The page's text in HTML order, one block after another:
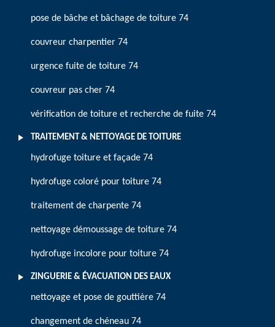
pose de bâche et bâchage de toiture 74
couvreur charpentier 74
urgence fuite de toiture 74
couvreur pas cher 74
vérification de toiture et recherche de fuite 74
TRAITEMENT & NETTOYAGE DE TOITURE
hydrofuge toiture et façade 74
hydrofuge coloré pour toiture 74
traitement de charpente 74
nettoyage démoussage de toiture 74
hydrofuge incolore pour toiture 74
ZINGUERIE & ÉVACUATION DES EAUX
nettoyage et pose de gouttière 74
changement de chéneau 74